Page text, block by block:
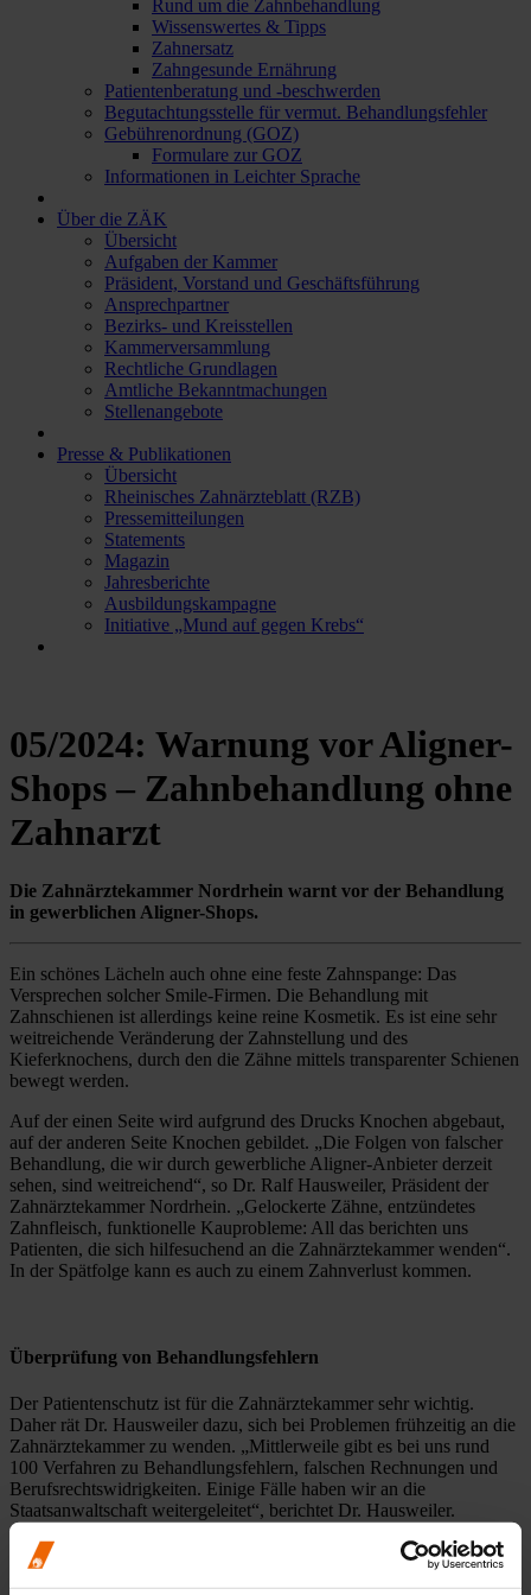
Rund um die Zahnbehandlung
Wissenswertes & Tipps
Zahnersatz
Zahngesunde Ernährung
Patientenberatung und -beschwerden
Begutachtungsstelle für vermut. Behandlungsfehler
Gebührenordnung (GOZ)
Formulare zur GOZ
Informationen in Leichter Sprache
Über die ZÄK
Übersicht
Aufgaben der Kammer
Präsident, Vorstand und Geschäftsführung
Ansprechpartner
Bezirks- und Kreisstellen
Kammerversammlung
Rechtliche Grundlagen
Amtliche Bekanntmachungen
Stellenangebote
Presse & Publikationen
Übersicht
Rheinisches Zahnärzteblatt (RZB)
Pressemitteilungen
Statements
Magazin
Jahresberichte
Ausbildungskampagne
Initiative „Mund auf gegen Krebs“
05/2024: Warnung vor Aligner-
Shops – Zahnbehandlung ohne
Zahnarzt
Die Zahnärztekammer Nordrhein warnt vor der Behandlung
in gewerblichen Aligner-Shops.
Ein schönes Lächeln auch ohne eine feste Zahnspange: Das
Versprechen solcher Smile-Firmen. Die Behandlung mit
Zahnschienen ist allerdings keine reine Kosmetik. Es ist eine sehr
weitreichende Veränderung der Zahnstellung und des
Kieferknochens, durch den die Zähne mittels transparenter Schienen
bewegt werden.
Auf der einen Seite wird aufgrund des Drucks Knochen abgebaut,
auf der anderen Seite Knochen gebildet. „Die Folgen von falscher
Behandlung, die wir durch gewerbliche Aligner-Anbieter derzeit
sehen, sind weitreichend“, so Dr. Ralf Hausweiler, Präsident der
Zahnärztekammer Nordrhein. „Gelockerte Zähne, entzündetes
Zahnfleisch, funktionelle Kauprobleme: All das berichten uns
Patienten, die sich hilfesuchend an die Zahnärztekammer wenden“.
In der Spätfolge kann es auch zu einem Zahnverlust kommen.
Überprüfung von Behandlungsfehlern
Der Patientenschutz ist für die Zahnärztekammer sehr wichtig.
Daher rät Dr. Hausweiler dazu, sich bei Problemen frühzeitig an die
Zahnärztekammer zu wenden. „Mittlerweile gibt es bei uns rund
100 Verfahren zu Behandlungsfehlern, falschen Rechnungen und
Berufsrechtswidrigkeiten. Einige Fälle haben wir an die
Staatsanwaltschaft weitergeleitet“, berichtet Dr. Hausweiler.
Bei der Zahnärztekammer ist eine Begutachtungsstelle zur
Überprüfung von Behandlungsfehlern eingerichtet.